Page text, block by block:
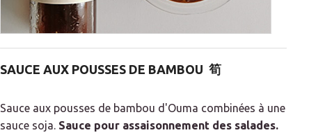
SAUCE AUX POUSSES DE BAMBOU筍
Sauce aux pousses de bambou d'Ouma combinées à une
sauce soja. Sauce pour assaisonnement des salades.